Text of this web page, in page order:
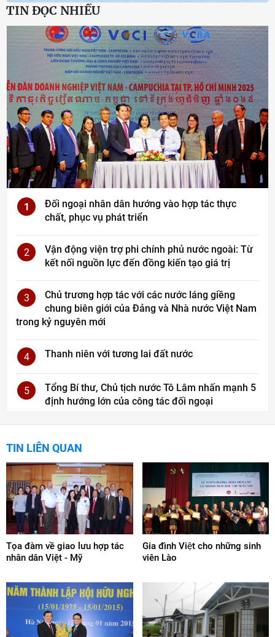
TIN ĐỌC NHIỀU
1
Đối ngoại nhân dân hướng vào hợp tác thực
chất, phục vụ phát triển
2
Vận động viện trợ phi chính phủ nước ngoài: Từ
kết nối nguồn lực đến đồng kiến tạo giá trị
3
Chủ trương hợp tác với các nước láng giềng
chung biên giới của Đảng và Nhà nước Việt Nam
trong kỷ nguyên mới
4 Thanh niên với tương lai đất nước
5
Tổng Bí thư, Chủ tịch nước Tô Lâm nhấn mạnh 5
định hướng lớn của công tác đối ngoại
TIN LIÊN QUAN
Tọa đàm về giao lưu hợp tác
nhân dân Việt - Mỹ
Gia đình Việt cho những sinh
viên Lào